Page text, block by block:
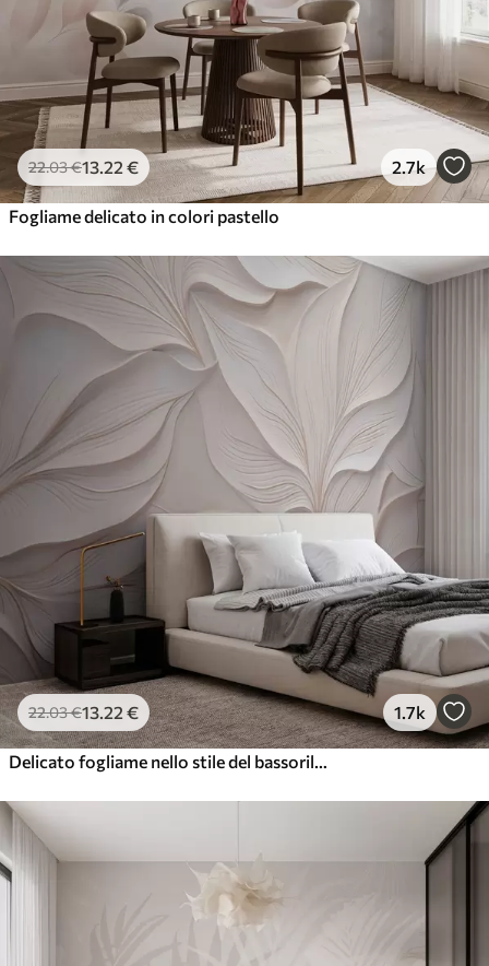
22.03€13 .22 € 2.7k
Fogliame delicato in colori pastello
22.03€13 .22 € 1.7k